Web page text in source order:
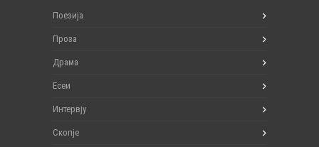
Поезија
Проза
Драма
Есеи
Интервју
Скопје